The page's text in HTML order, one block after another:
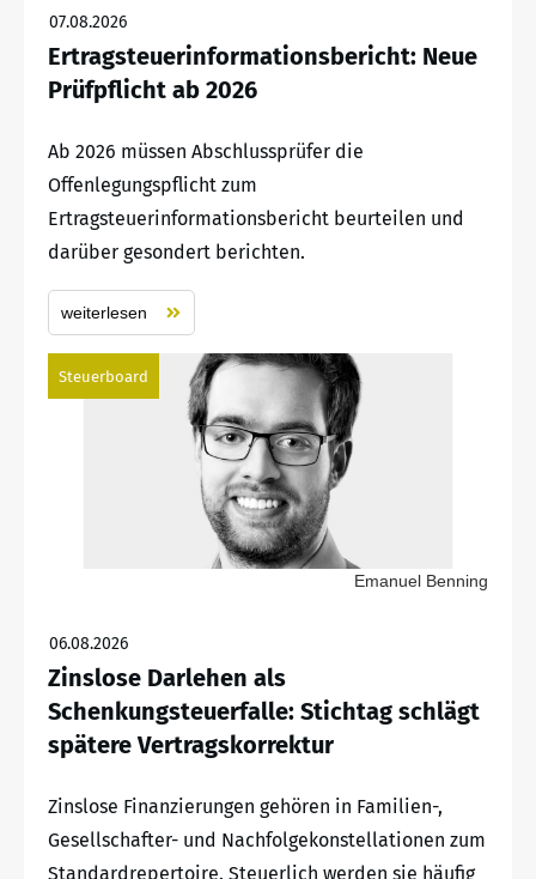
07.08.2026
Ertragsteuerinformationsbericht: Neue
Prüfpflicht ab 2026
Ab 2026 müssen Abschlussprüfer die
Offenlegungspflicht zum
Ertragsteuerinformationsbericht beurteilen und
darüber gesondert berichten.
weiterlesen
Steuerboard
Emanuel Benning
06.08.2026
Zinslose Darlehen als
Schenkungsteuerfalle: Stichtag schlägt
spätere Vertragskorrektur
Zinslose Finanzierungen gehören in Familien-,
Gesellschafter- und Nachfolgekonstellationen zum
Standardrepertoire. Steuerlich werden sie häufig